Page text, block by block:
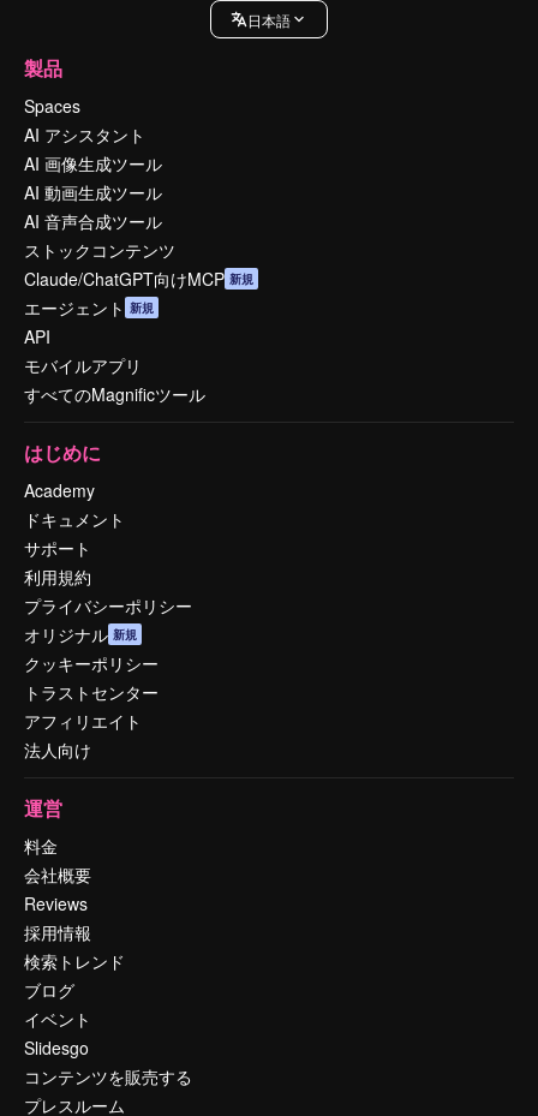
日本語
製品
Spaces
AI アシスタント
AI 画像生成ツール
AI 動画生成ツール
AI 音声合成ツール
ストックコンテンツ
Claude/ChatGPT向けMCP 新規
エージェント 新規
API
モバイルアプリ
すべてのMagnificツール
はじめに
Academy
ドキュメント
サポート
利用規約
プライバシーポリシー
オリジナル 新規
クッキーポリシー
トラストセンター
アフィリエイト
法人向け
運営
料金
会社概要
Reviews
採用情報
検索トレンド
ブログ
イベント
Slidesgo
コンテンツを販売する
プレスルーム